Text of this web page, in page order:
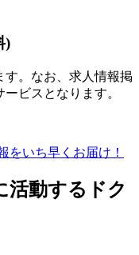
)
。なお、求人情報掲
ビスとなります。
活動するドク